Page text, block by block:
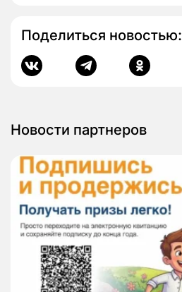
Поделиться новостью:
Новости партнеров